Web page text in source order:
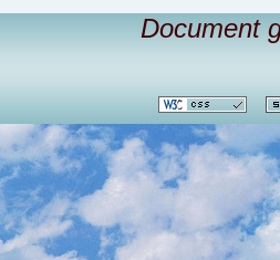
Document